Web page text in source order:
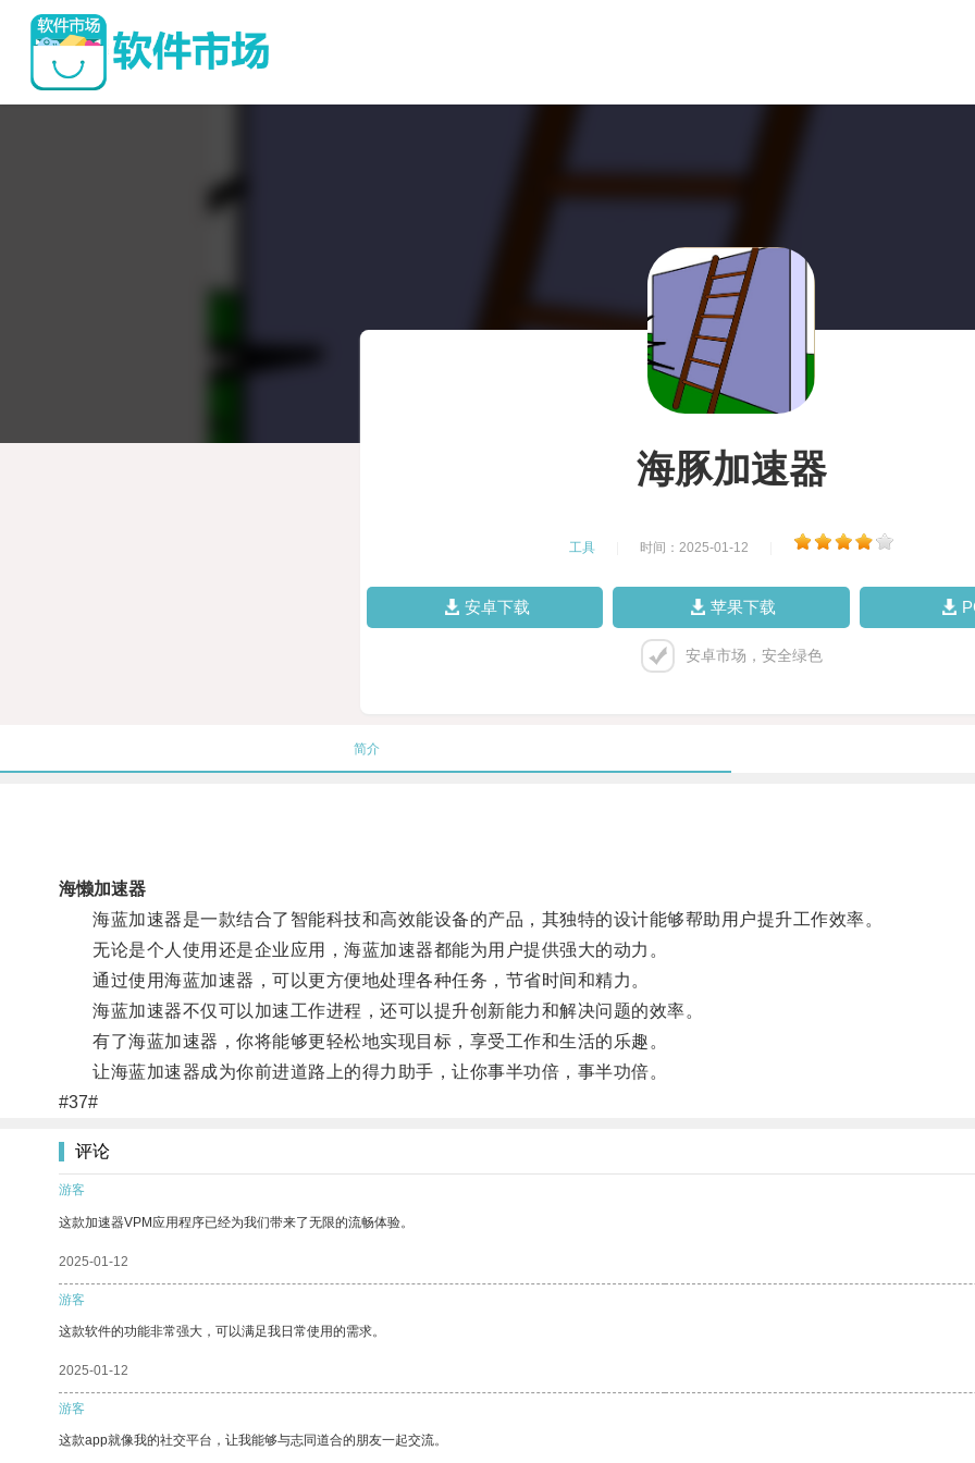
海豚加速器
工具 时间：2025-01-12
安卓下载 苹果下载
安卓市场，安全绿色
简介
海懒加速器
海蓝加速器是一款结合了智能科技和高效能设备的产品，其独特的设计能够帮助用户提升工作效率。
无论是个人使用还是企业应用，海蓝加速器都能为用户提供强大的动力。
通过使用海蓝加速器，可以更方便地处理各种任务，节省时间和精力。
海蓝加速器不仅可以加速工作进程，还可以提升创新能力和解决问题的效率。
有了海蓝加速器，你将能够更轻松地实现目标，享受工作和生活的乐趣。
让海蓝加速器成为你前进道路上的得力助手，让你事半功倍，事半功倍。
#37#
评论
游客
这款加速器VPM应用程序已经为我们带来了无限的流畅体验。
2025-01-12
游客
这款软件的功能非常强大，可以满足我日常使用的需求。
2025-01-12
游客
这款app就像我的社交平台，让我能够与志同道合的朋友一起交流。